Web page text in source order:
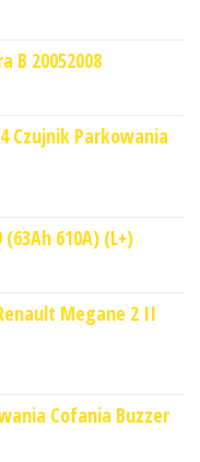
B 20052008
Czujnik Parkowania
610A) (L+)
Megane 2 II
Cofania Buzzer